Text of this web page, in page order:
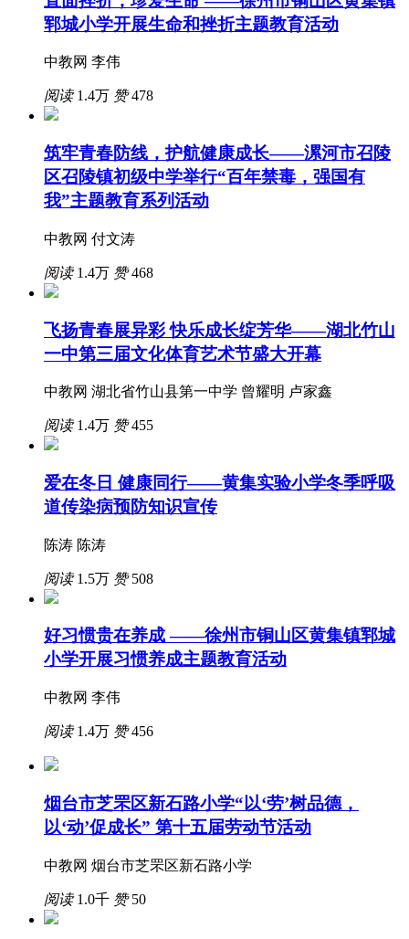
郓城小学开展生命和挫折主题教育活动
中教网 李伟
阅读1.4万 赞478
筑牢青春防线，护航健康成长——漯河市召陵
区召陵镇初级中学举行“百年禁毒，强国有
我”主题教育系列活动
中教网 付文涛
阅读1.4万 赞468
飞扬青春展异彩 快乐成长绽芳华——湖北竹山
一中第三届文化体育艺术节盛大开幕
中教网 湖北省竹山县第一中学 曾耀明 卢家鑫
阅读1.4万 赞455
爱在冬日 健康同行——黄集实验小学冬季呼吸
道传染病预防知识宣传
陈涛 陈涛
阅读1.5万 赞508
好习惯贵在养成 ——徐州市铜山区黄集镇郓城
小学开展习惯养成主题教育活动
中教网 李伟
阅读1.4万 赞456
烟台市芝罘区新石路小学“以‘劳’树品德，
以‘动’促成长” 第十五届劳动节活动
中教网 烟台市芝罘区新石路小学
阅读1.0千 赞50